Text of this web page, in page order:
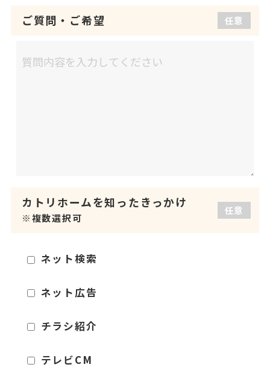
ご質問 ・ ご希望 任意
カトリホームを知ったきっかけ
※複数選択可
任意
ネット検索
ネット広告
チラシ紹介
テレビCM